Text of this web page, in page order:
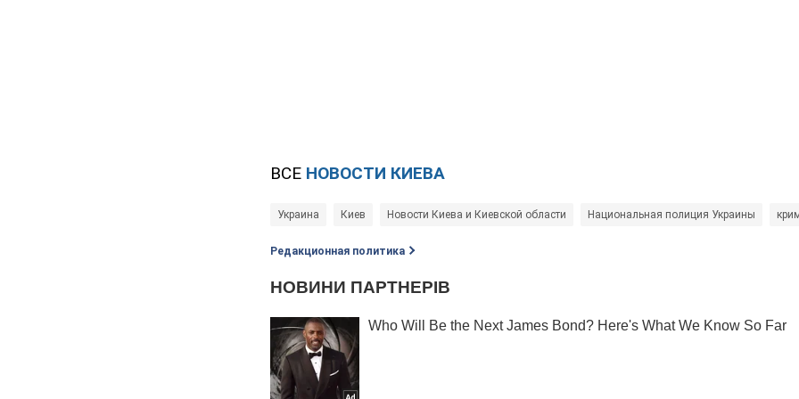
ВСЕ НОВОСТИ КИЕВА
Украина Киев Новости Киева и Киевской области Национальная полиция Украины
Редакционная политика